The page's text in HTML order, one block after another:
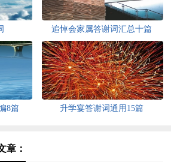
追悼会家属答谢词汇总十篇
8篇 升学宴答谢词通用15篇
章：